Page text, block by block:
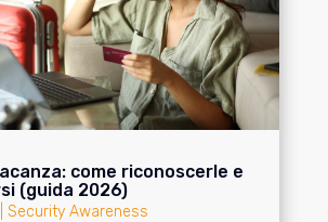
come riconoscerle e
(guida 2026)
Security Awareness